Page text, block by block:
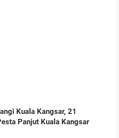
Kuala Kangsar, 21
Panjut Kuala Kangsar